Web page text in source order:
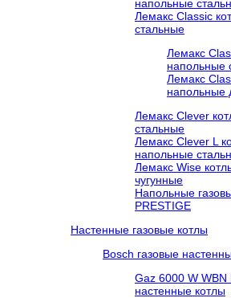
напольные
Лемакс Classic
стальные
Лемакс
напольные
Лемакс
напольные
Лемакс Clever
стальные
Лемакс Clever L
напольные
Лемакс Wise
чугунные
Напольные
PRESTIGE
Настенные газовые котлы
Bosch газовые
Gaz 6000 W WBN
настенные котлы